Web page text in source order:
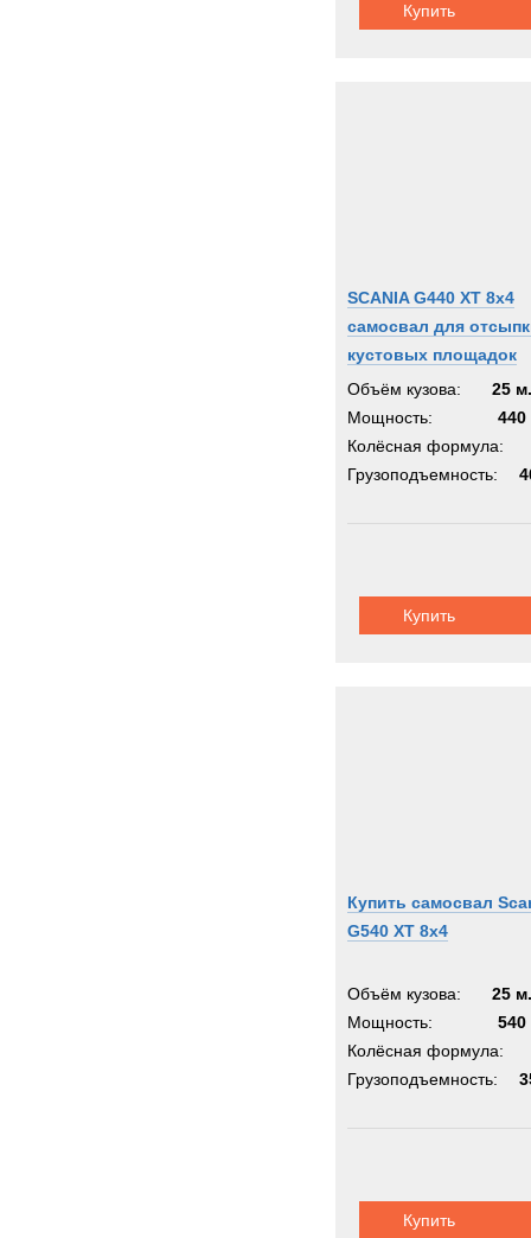
Купить
SCANIA G440 XT 8x4
самосвал для
кустовых площадок
Объём кузова:
25
Мощность:
440
Колёсная формула:
Грузоподъемность:
Купить
Купить самосвал
G540 XT 8x4
Объём кузова:
25
Мощность:
540
Колёсная формула:
Грузоподъемность:
Купить